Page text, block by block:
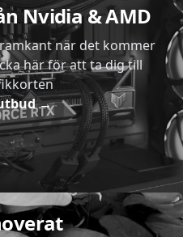
Nvidia & AMD
när det kommer
här för att ta dig till
→